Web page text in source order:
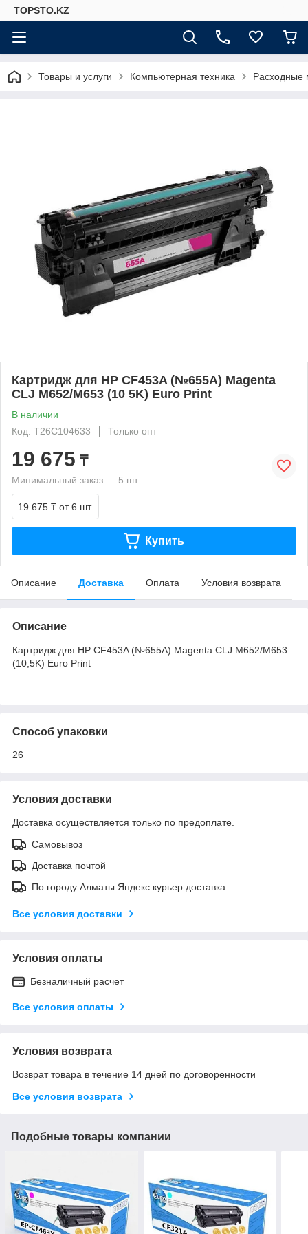
TOPSTO.KZ
Товары и услуги Компьютерная техника Расходные
Картридж для HP CF453A (№655A) Magenta
CLJ M652/M653 (10 5K) Euro Print
В наличии
Код: T26C104633
Только опт
19 675 ₸
Минимальный заказ — 5 шт.
19 675 ₸ от 6 шт.
Купить
Описание Доставка Оплата Условия возврата
Описание
Картридж для HP CF453A (№655A) Magenta CLJ M652/M653
(10,5K) Euro Print
Способ упаковки
26
Условия доставки
Доставка осуществляется только по предоплате.
Самовывоз
Доставка почтой
По городу Алматы Яндекс курьер доставка
Все условия доставки
Условия оплаты
Безналичный расчет
Все условия оплаты
Условия возврата
Возврат товара в течение 14 дней по договоренности
Все условия возврата
Подобные товары компании